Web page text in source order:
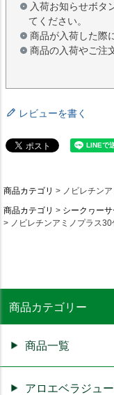
入荷お知らせボタ
てください。
商品が入荷した際
商品の入荷やご注
レビューを書く
商品カテゴリ
ノビレチン
商品カテゴリ
シークヮーサ
ノビレチンアミノプラス
商品カテゴリー
商品一覧
アロエベラジュ